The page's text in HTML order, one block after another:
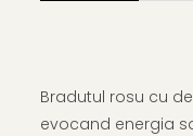
Bradutul rosu cu
evocand energia